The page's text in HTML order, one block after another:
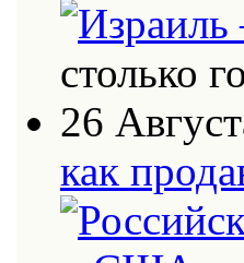
столько
26
как